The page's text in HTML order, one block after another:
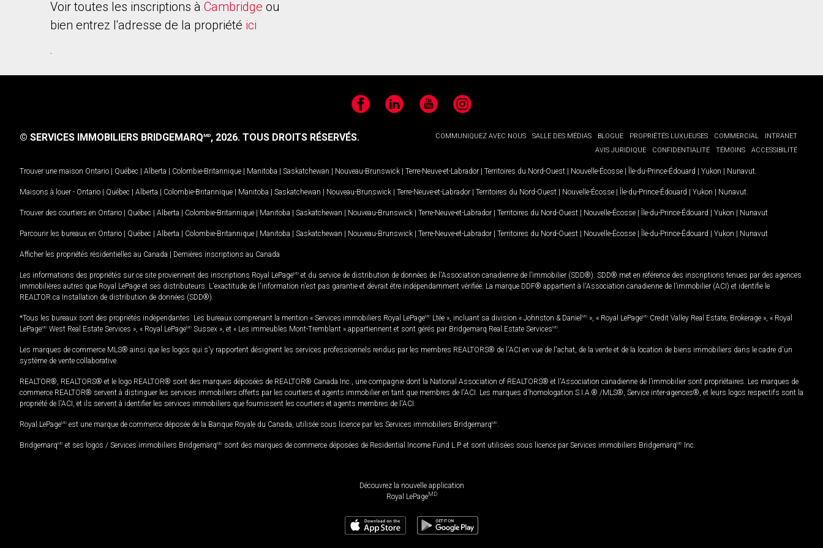
Voir toutes les inscriptions à Cambridge ou
bien entrez l'adresse de la propriété ici
.
FacebookLinkedIn YouTubeInstagram
COMMUNIQUEZ AVEC NOUS SALLE DES MÉDIAS BLOGUE PROPRIÉTÉS LUXUEUSES COMMERCIAL
INTRANET
AVIS JURIDIQUE
CONFIDENTIALITÉ TÉMOINS ACCESSIBILITÉ
© SERVICES IMMOBILIERS BRIDGEMARQMD, 2026. TOUS DROITS RÉSERVÉS.
Trouver une maison Ontario | Québec | Alberta | Colombie-Britannique | Manitoba | Saskatchewan | Nouveau-Brunswick | Terre-Neuve-et-Labrador | Territoires du Nord-Ouest | Nouvelle-Écosse | Île-du-Prince-Édouard | Yukon | Nunavut
Maisons à louer - Ontario | Québec | Alberta | Colombie-Britannique | Manitoba | Saskatchewan | Nouveau-Brunswick | Terre-Neuve-et-Labrador | Territoires du Nord-Ouest | Nouvelle-Écosse | Île-du-Prince-Édouard | Yukon | Nunavut
Trouver des courtiers en Ontario | Québec | Alberta | Colombie-Britannique | Manitoba | Saskatchewan | Nouveau-Brunswick | Terre-Neuve-et-Labrador | Territoires du Nord-Ouest | Nouvelle-Écosse | Île-du-Prince-Édouard | Yukon | Nunavut
Parcourir les bureaux en Ontario | Québec | Alberta | Colombie-Britannique | Manitoba | Saskatchewan | Nouveau-Brunswick | Terre-Neuve-et-Labrador | Territoires du Nord-Ouest | Nouvelle-Écosse | Île-du-Prince-Édouard | Yukon | Nunavut
Afficher les propriétés résidentielles au Canada | Dernières inscriptions au Canada
Les informations des propriétés sur ce site proviennent des inscriptions Royal LePageMD et du service de distribution de données de l'Association canadienne de l’immobilier (SDD®). SDD® met en référence des inscriptions tenues par des agences
immobilières autres que Royal LePage et ses distributeurs. L'exactitude de l'information n'est pas garantie et devrait être indépendamment vérifiée. La marque DDF® appartient à l'Association canadienne de l’immobilier (ACI) et identifie le
REALTOR.ca Installation de distribution de données (SDD®).
*Tous les bureaux sont des propriétés indépendantes. Les bureaux comprenant la mention « Services immobiliers Royal LePageMD Ltée », incluant sa division « Johnston & Daniel MD », « Royal LePageMD Credit Valley Real Estate, Brokerage », « Royal
LePageMD West Real Estate Services », « Royal LePageMD Sussex », et « Les immeubles Mont-Tremblant » appartiennent et sont gérés par Bridgemarq Real Estate ServicesMD
Les marques de commerce MLS® ainsi que les logos qui s'y rapportent désignent les services professionnels rendus par les membres REALTORS® de l'ACI en vue de l'achat, de la vente et de la location de biens immobiliers dans le cadre d'un
système de vente collaborative.
REALTOR®, REALTORS® et le logo REALTOR® sont des marques déposées de REALTOR® Canada Inc., une compagnie dont la National Association of REALTORS® et l'Association canadienne de l’immobilier sont propriétaires. Les marques de
commerce REALTOR® servent à distinguer les services immobiliers offerts par les courtiers et agents immobilier en tant que membres de l'ACI. Les marques d'homologation S.I.A.® /MLS®, Service inter-agences®, et leurs logos respectifs sont la
propriété de l'ACI, et ils servent à identifier les services immobiliers que fournissent les courtiers et agents membres de l'ACI.
Royal LePageMD est une marque de commerce déposée de la Banque Royale du Canada, utilisée sous licence par les Services immobiliers BridgemarqMD
BridgemarqMD et ses logos / Services immobiliers BridgemarqMD sont des marques de commerce déposées de Residential Income Fund L.P. et sont utilisées sous licence par Services immobiliers BridgemarqMD Inc.
Découvrez la nouvelle application
Royal LePageMD